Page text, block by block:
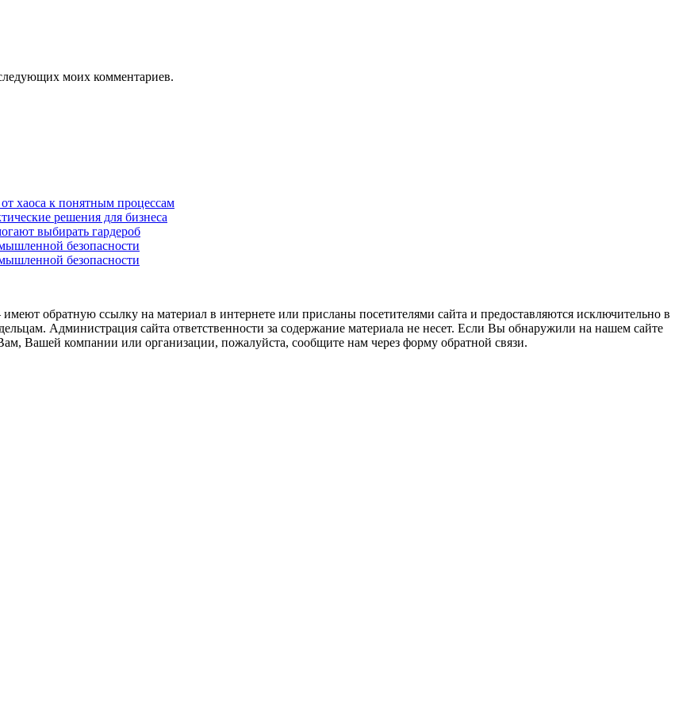
моих комментариев.
хаоса к понятным процессам
решения для бизнеса
выбирать гардероб
безопасности
безопасности
обратную ссылку на материал в интернете или присланы посетителями сайта и предоставляются исключительно в
Администрация сайта ответственности за содержание материала не несет. Если Вы обнаружили на нашем сайте
Вашей компании или организации, пожалуйста, сообщите нам через форму обратной связи.